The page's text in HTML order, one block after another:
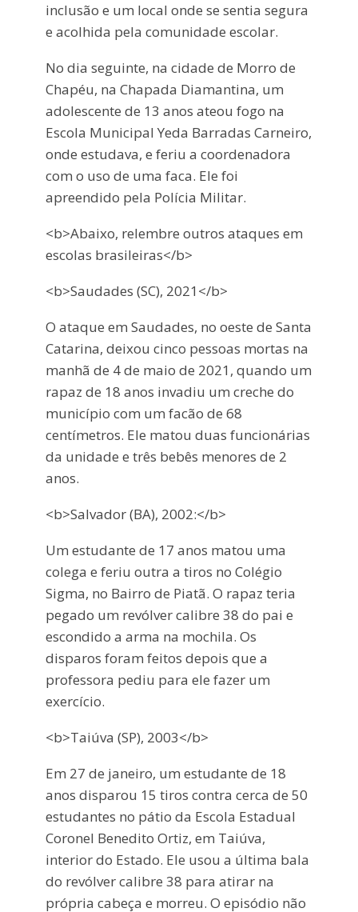
inclusão e um local onde se sentia segura
e acolhida pela comunidade escolar.
No dia seguinte, na cidade de Morro de
Chapéu, na Chapada Diamantina, um
adolescente de 13 anos ateou fogo na
Escola Municipal Yeda Barradas Carneiro,
onde estudava, e feriu a coordenadora
com o uso de uma faca. Ele foi
apreendido pela Polícia Militar.
<b>Abaixo, relembre outros ataques em
escolas brasileiras</b>
<b>Saudades (SC), 2021</b>
O ataque em Saudades, no oeste de Santa
Catarina, deixou cinco pessoas mortas na
manhã de 4 de maio de 2021, quando um
rapaz de 18 anos invadiu um creche do
município com um facão de 68
centímetros. Ele matou duas funcionárias
da unidade e três bebês menores de 2
anos.
<b>Salvador (BA), 2002:</b>
Um estudante de 17 anos matou uma
colega e feriu outra a tiros no Colégio
Sigma, no Bairro de Piatã. O rapaz teria
pegado um revólver calibre 38 do pai e
escondido a arma na mochila. Os
disparos foram feitos depois que a
professora pediu para ele fazer um
exercício.
<b>Taiúva (SP), 2003</b>
Em 27 de janeiro, um estudante de 18
anos disparou 15 tiros contra cerca de 50
estudantes no pátio da Escola Estadual
Coronel Benedito Ortiz, em Taiúva,
interior do Estado. Ele usou a última bala
do revólver calibre 38 para atirar na
própria cabeça e morreu. O episódio não